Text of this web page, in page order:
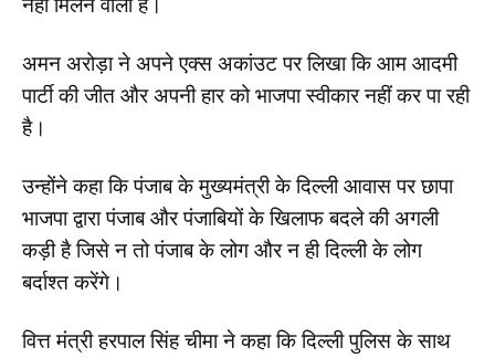
नहीं मिलने वाला है।
अमन अरोड़ा ने अपने एक्स अकांउट पर लिखा कि आम आदमी
पार्टी की जीत और अपनी हार को भाजपा स्वीकार नहीं कर पा रही
है।
उन्होंने कहा कि पंजाब के मुख्यमंत्री के दिल्ली आवास पर छापा
भाजपा द्वारा पंजाब और पंजाबियों के खिलाफ बदले की अगली
कड़ी है जिसे न तो पंजाब के लोग और न ही दिल्ली के लोग
बर्दाश्त करेंगे।
वित्त मंत्री हरपाल सिंह चीमा ने कहा कि दिल्ली पुलिस के साथ